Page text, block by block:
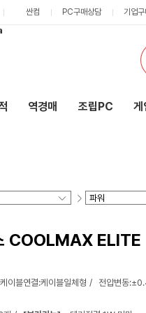
싼컴 PC구매상담 기업
역경매 조립PC 게
COOLMAX
케이블연결:케이블일체형 전압변동